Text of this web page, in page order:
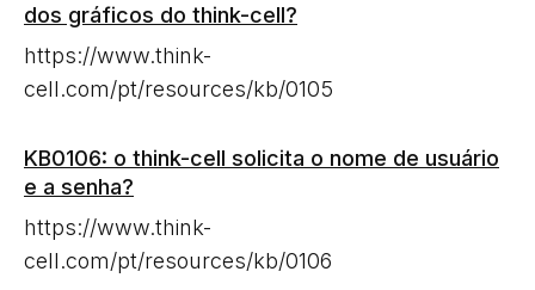
dos gráficos do think-cell?
https://www.think-
cell.com/pt/resources/kb/0105
KB0106: o think-cell solicita o nome de usuário
e a senha?
https://www.think-
cell.com/pt/resources/kb/0106